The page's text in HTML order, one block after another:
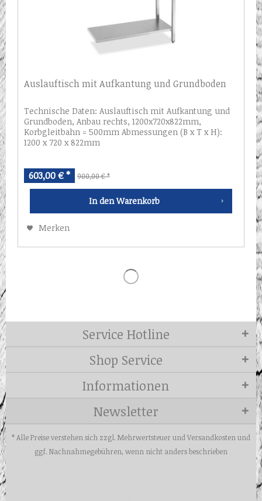
Auslauftisch mit Aufkantung und Grundboden
Technische Daten: Auslauftisch mit Aufkantung und
Grundboden, Anbau rechts, 1200x720x822mm,
Korbgleitbahn = 500mm Abmessungen (B x T x H):
1200 x 720 x 822mm
603,00 € * 900,00 € *
In den Warenkorb
Merken
Service Hotline
Shop Service
Informationen
Newsletter
* Alle Preise verstehen sich zzgl. Mehrwertsteuer und Versandkosten und
ggf. Nachnahmegebühren, wenn nicht anders beschrieben